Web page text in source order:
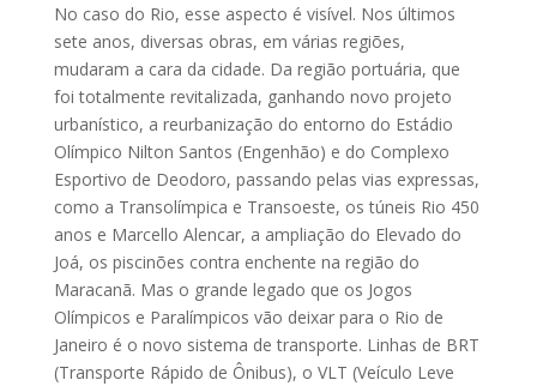
No caso do Rio, esse aspecto é visível. Nos últimos
sete anos, diversas obras, em várias regiões,
mudaram a cara da cidade. Da região portuária, que
foi totalmente revitalizada, ganhando novo projeto
urbanístico, a reurbanização do entorno do Estádio
Olímpico Nilton Santos (Engenhão) e do Complexo
Esportivo de Deodoro, passando pelas vias expressas,
como a Transolímpica e Transoeste, os túneis Rio 450
anos e Marcello Alencar, a ampliação do Elevado do
Joá, os piscinões contra enchente na região do
Maracanã. Mas o grande legado que os Jogos
Olímpicos e Paralímpicos vão deixar para o Rio de
Janeiro é o novo sistema de transporte. Linhas de BRT
(Transporte Rápido de Ônibus), o VLT (Veículo Leve